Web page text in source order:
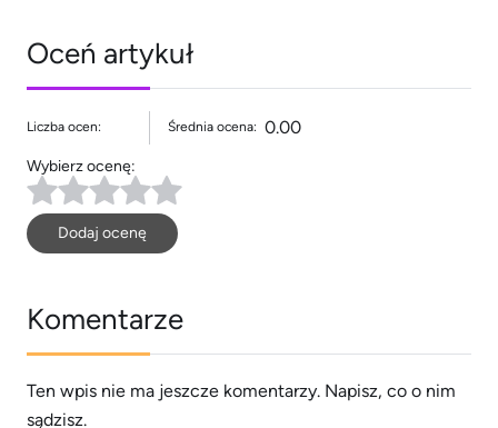
Oceń artykuł
Liczba ocen: Średnia ocena: 0.00
Wybierz ocenę:
Dodaj ocenę
Komentarze
Ten wpis nie ma jeszcze komentarzy. Napisz, co o nim
sądzisz.